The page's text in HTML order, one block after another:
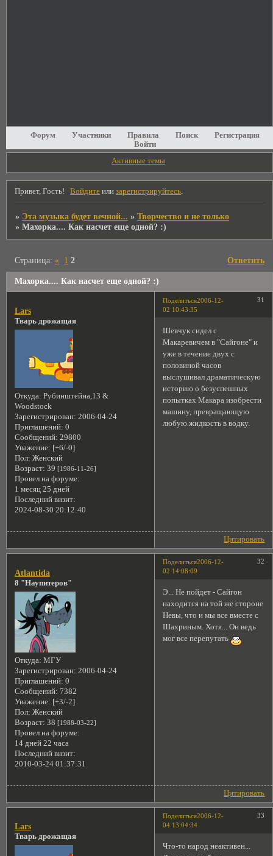
Форум Участники Правила Поиск
Регистрация
Войти
Активные темы
Привет, Гость! Войдите илизарегистрируйтесь.
» Эта музыка будет вечной... »Творчество и не только
»Махорка.... Как насчет еще одной? :)
Махорка.... Как насчет еще одной? :)
Страница: « 1 2 Ответить
Поделиться 31
2006-12-
02 10:43:35
Lars
Тварь дрожащая
Откуда: Рубинштейна,13 &
Woodstock
Зарегистрирован: 2006-04-24
Приглашений: 0
Сообщений: 29800
Уважение: [+6/-0]
Пол: Женский
Возраст: 39 [1986-11-26]
Провел на форуме:
1 месяц 25 дней
Последний визит:
2024-08-30 20:12:40
Шевчук сидел с
Макаревичем в "Сайгоне" и
уже в течение двух с
половиной часов
выслушивал драматическую
историю о безуспешных
попытках Макара изобрести
машину, превращающую
любую жидкость в водку.
Цитировать
Поделиться 32
2006-12-
02 14:08:09
Atlantida
8 "Наупитеров"
Откуда: МГУ
Зарегистрирован: 2006-04-24
Приглашений: 0
Сообщений: 7382
Уважение: [+3/-2]
Пол: Женский
Возраст: 38 [1988-03-22]
Провел на форуме:
14 дней 22 часа
Последний визит:
2010-03-24 01:37:31
Э... Не пойдет - Сайгон
находится на той же стороне
Невы, что и мы все вместе с
Шахриным. Хотя... Он ведь
мог все перепутать
Цитировать
Поделиться 33
2006-12-
04 13:04:34
Lars
Тварь дрожащая
Что-то народ неактивен...